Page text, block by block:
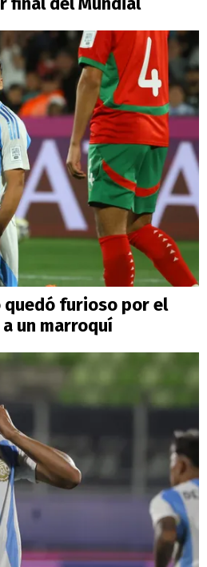
furioso por el
un marroquí